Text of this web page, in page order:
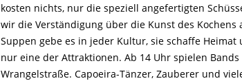
kosten nichts, nur die speziell angefertigten
wir die Verständigung über die Kunst des Kochens
Suppen gebe es in jeder Kultur, sie schaffe
nur eine der Attraktionen. Ab 14 Uhr spielen
Wrangelstraße. Capoeira-Tänzer, Zauberer und